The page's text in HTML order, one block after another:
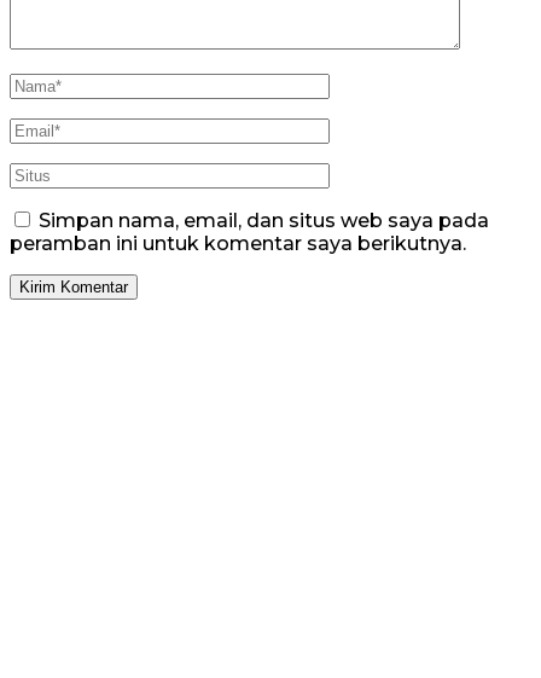
Simpan nama, email, dan situs web saya pada
peramban ini untuk komentar saya berikutnya.